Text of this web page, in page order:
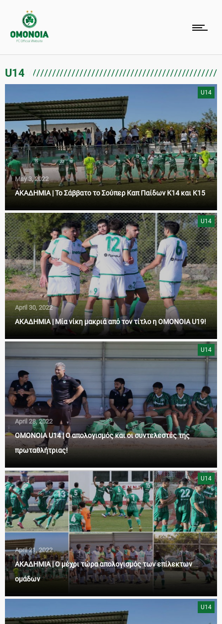
U14
U14
May 3, 2022
ΑΚΑΔΗΜΙΑ | Το Σάββατο το Σούπερ Καπ Παίδων Κ14 και Κ15
U14
April 30, 2022
ΑΚΑΔΗΜΙΑ | Μία νίκη μακριά από τον τίτλο η ΟΜΟΝΟΙΑ U19!
U14
April 28, 2022
ΟΜΟΝΟΙΑ U14 | Ο απολογισμός και οι συντελεστές της
πρωταθλήτριας!
U14
April 21, 2022
ΑΚΑΔΗΜΙΑ | Ο μέχρι τώρα απολογισμός των επίλεκτων
ομάδων
U14